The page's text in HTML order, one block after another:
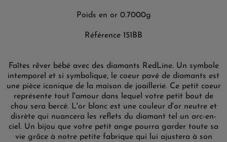
Poids en or 0.7000g
Référence 151BB
Faîtes rêver bébé avec des diamants RedLine. Un symbole
intemporel et si symbolique, le coeur pavé de diamants est
une pièce iconique de la maison de joaillerie. Ce petit coeur
représente tout l'amour dans lequel votre petit bout de
chou sera bercé. L'or blanc est une couleur d'or neutre et
disrète qui nuancera les reflets du diamant tel un arc-en-
ciel. Un bijou que votre petit ange pourra garder toute sa
vie grâce à notre petite fabrique qui lui ajustera à son